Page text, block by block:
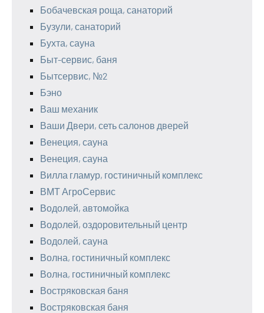
Бобачевская роща, санаторий
Бузули, санаторий
Бухта, сауна
Быт-сервис, баня
Бытсервис, №2
Бэно
Ваш механик
Ваши Двери, сеть салонов дверей
Венеция, сауна
Венеция, сауна
Вилла гламур, гостиничный комплекс
ВМТ АгроСервис
Водолей, автомойка
Водолей, оздоровительный центр
Водолей, сауна
Волна, гостиничный комплекс
Волна, гостиничный комплекс
Востряковская баня
Востряковская баня